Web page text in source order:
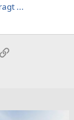
...
Link